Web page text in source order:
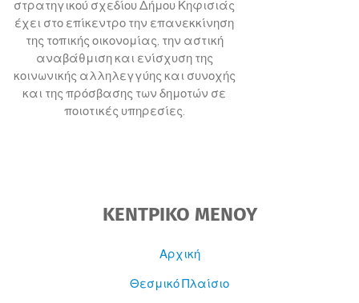
στρατηγικού σχεδίου Δήμου Κηφισιάς
έχει στο επίκεντρο την επανεκκίνηση
της τοπικής οικονομίας, την αστική
αναβάθμιση και ενίσχυση της
κοινωνικής αλληλεγγύης και συνοχής
και της πρόσβασης των δημοτών σε
ποιοτικές υπηρεσίες.
ΚΕΝΤΡΙΚΟ ΜΕΝΟΥ
Αρχική
Θεσμικό Πλαίσιο